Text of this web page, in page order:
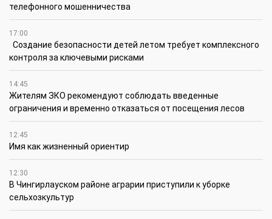
телефонного мошенничества
17:00
Создание безопасности детей летом требует комплексного
контроля за ключевыми рисками
14:45
Жителям ЗКО рекомендуют соблюдать введенные
ограничения и временно отказаться от посещения лесов
12:45
Имя как жизненный ориентир
12:30
В Чингирлауском районе аграрии приступили к уборке
сельхозкультур